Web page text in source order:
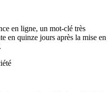
en ligne, un mot-clé très
en quinze jours après la mise en